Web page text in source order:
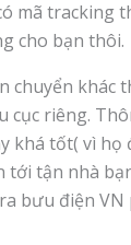
mã tracking
cho bạn thôi.
chuyển khác
cục riêng.
khá tốt( vì họ
tới tận nhà
bưu điện VN